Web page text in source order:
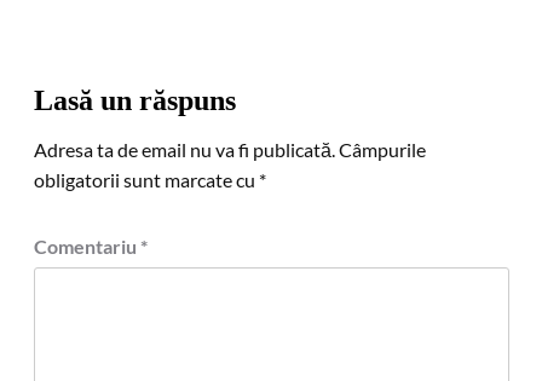
Lasă un răspuns
Adresa ta de email nu va fi publicată.Câmpurile
obligatorii sunt marcate cu *
Comentariu *